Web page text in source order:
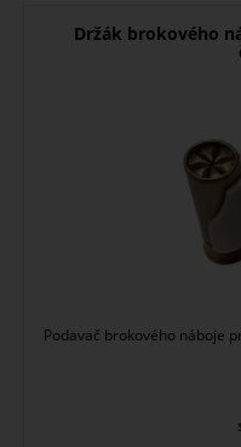
Držák brokového
Podavač brokového náboje